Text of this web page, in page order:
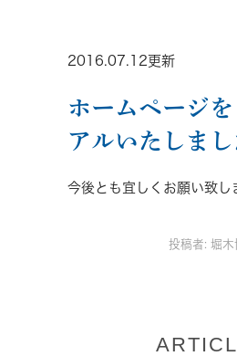
2016.07.12更新
ホームページ
アルいたしま
今後とも宜しくお願い致し
投稿者: 堀木